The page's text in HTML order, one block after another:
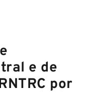
e de
por